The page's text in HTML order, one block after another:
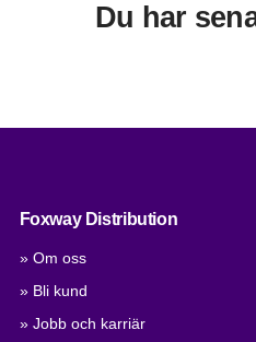
Du har
Foxway Distribution
» Om oss
» Bli kund
» Jobb och karriär